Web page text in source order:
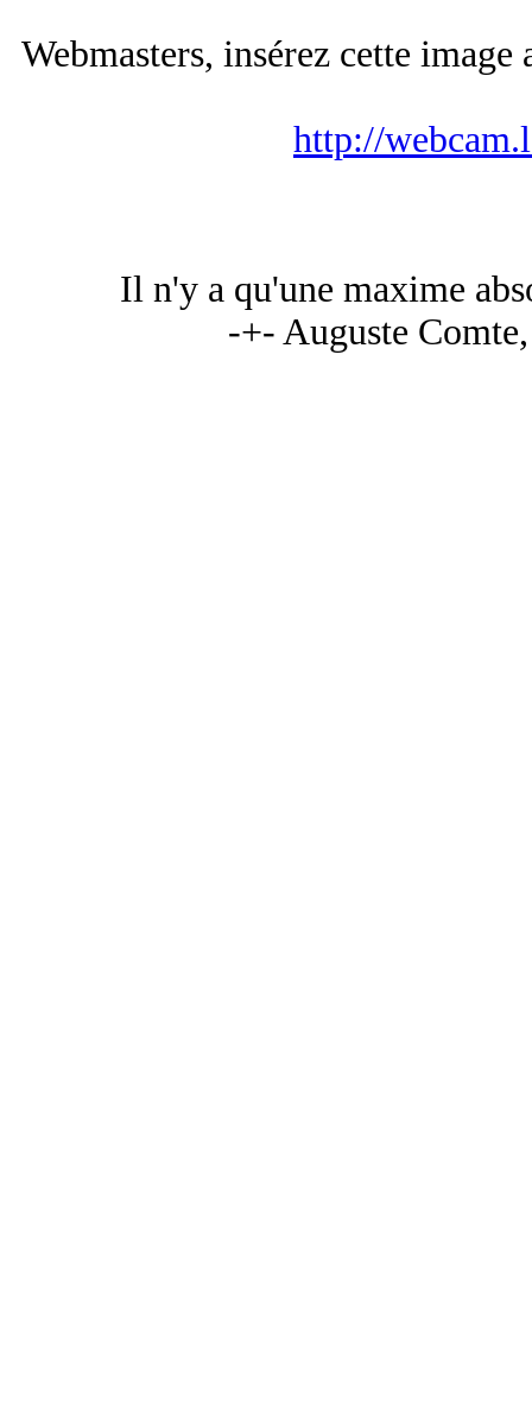
Webmasters, insérez cette
http://
Il n'y a qu'une maxime
-+- Auguste